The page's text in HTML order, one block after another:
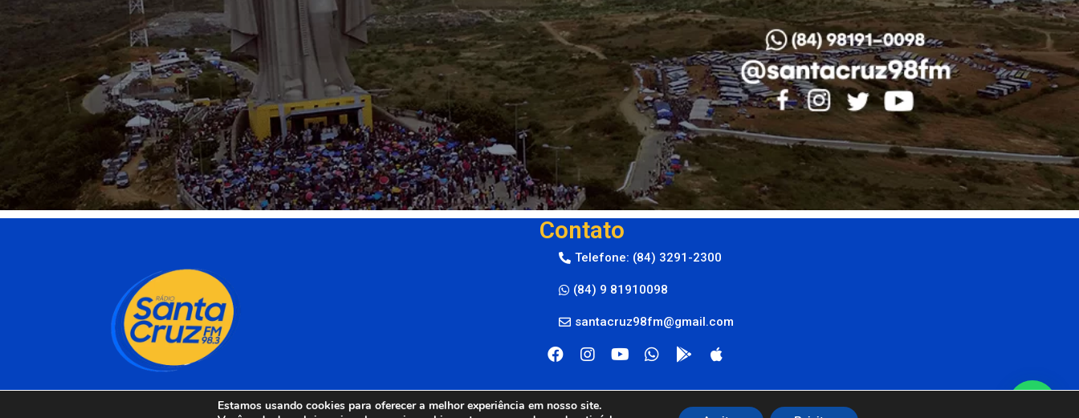
Contato
Telefone: (84) 3291-2300
(84) 9 81910098
santacruz98fm@gmail.com
Estamos usando cookies para oferecer a melhor experiência em nosso site.